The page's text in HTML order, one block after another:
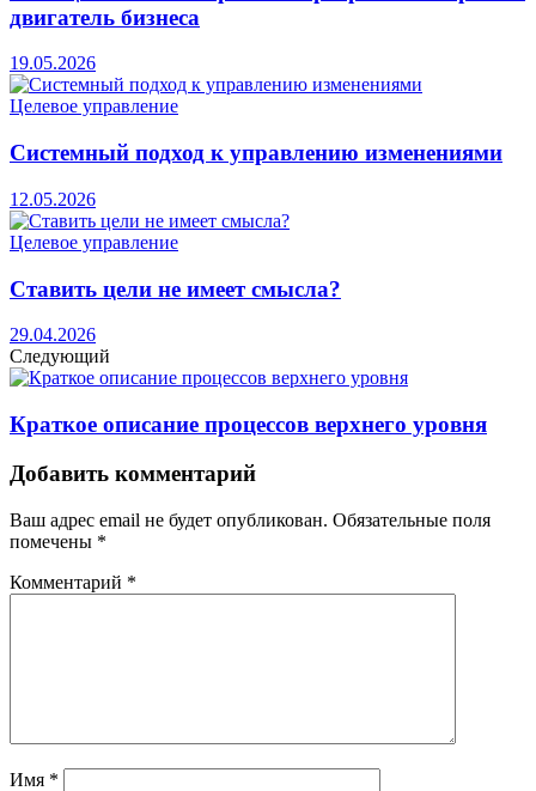
двигатель бизнеса
19.05.2026
Целевое управление
Системный подход к управлению изменениями
12.05.2026
Целевое управление
Ставить цели не имеет смысла?
29.04.2026
Следующий
Краткое описание процессов верхнего уровня
Добавить комментарий
Ваш адрес email не будет опубликован. Обязательные поля
помечены *
Комментарий *
Имя *